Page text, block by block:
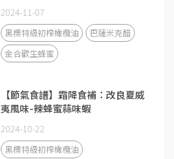
2024-11-07
黑標特級初榨橄欖油
巴薩米克醋
金合歡生蜂蜜
【節氣食譜】霜降食補：改良夏威
夷風味-辣蜂蜜蒜味蝦
2024-10-22
黑標特級初榨橄欖油